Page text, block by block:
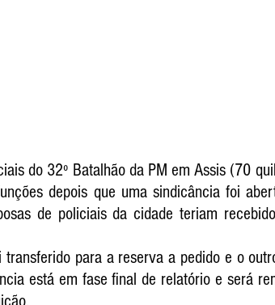
depois que uma sindicância foi
de policiais da cidade teriam
para a reserva a pedido e o
está em fase final de relatório e será